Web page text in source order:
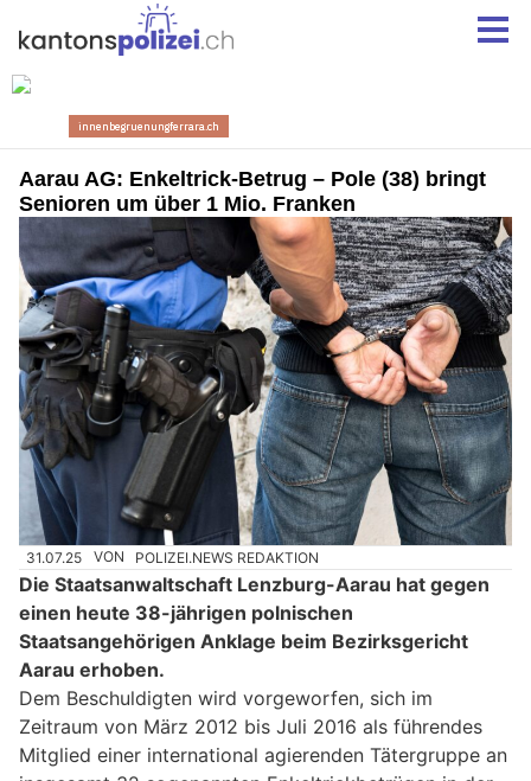
Aarau AG: Enkeltrick-Betrug – Pole (38) bringt
Senioren um über 1 Mio. Franken
31.07.25 VON POLIZEI.NEWS REDAKTION
Die Staatsanwaltschaft Lenzburg-Aarau hat gegen
einen heute 38-jährigen polnischen
Staatsangehörigen Anklage beim Bezirksgericht
Aarau erhoben.
Dem Beschuldigten wird vorgeworfen, sich im
Zeitraum von März 2012 bis Juli 2016 als führendes
Mitglied einer international agierenden Tätergruppe an